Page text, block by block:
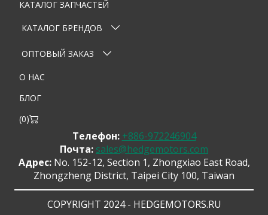
Тема
Отправить сообщение
КАТАЛОГ ЗАПЧАСТЕЙ
КАТАЛОГ БРЕНДОВ
ОПТОВЫЙ ЗАКАЗ
О НАС
БЛОГ
(0)
Телефон: +886-972246904
Почта: sales@hedgemotors.com
Адрес:No. 152-12, Section 1, Zhongxiao East Road,
Zhongzheng District, Taipei City 100, Taiwan
COPYRIGHT 2024 - HEDGEMOTORS.RU